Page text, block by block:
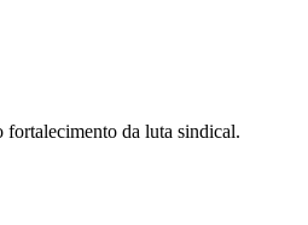
fortalecimento da luta sindical.